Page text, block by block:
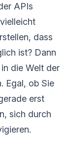
APIs
dass
ist? Dann
die Welt der
Egal, ob Sie
erst
sich durch